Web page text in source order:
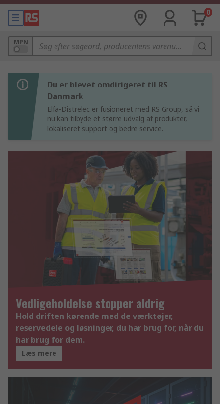
0
MPN
Du er blevet omdirigeret til RS
Danmark
Elfa-Distrelec er fusioneret med RS Group, så vi
nu kan tilbyde et større udvalg af produkter,
lokaliseret support og bedre service.
Vedligeholdelse stopper aldrig
Hold driften kørende med de værktøjer,
reservedele og løsninger, du har brug for, når du
har brug for dem.
Læs mere